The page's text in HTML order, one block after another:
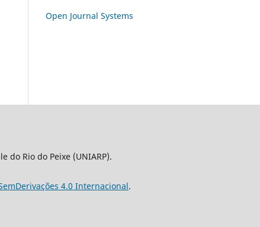
Open Journal Systems
do Rio do Peixe (UNIARP).
4.0 Internacional.